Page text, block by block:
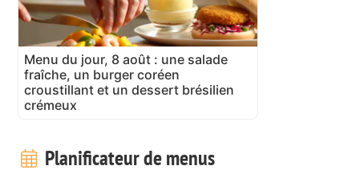
Menu du jour, 8 août : une salade
fraîche, un burger coréen
croustillant et un dessert brésilien
crémeux
Planificateur de menus